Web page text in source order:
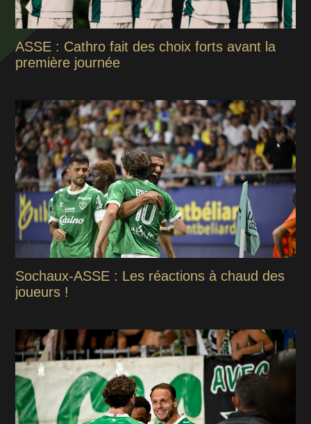
ASSE : Cathro fait des choix forts avant la
première journée
Sochaux-ASSE : Les réactions à chaud des
joueurs !